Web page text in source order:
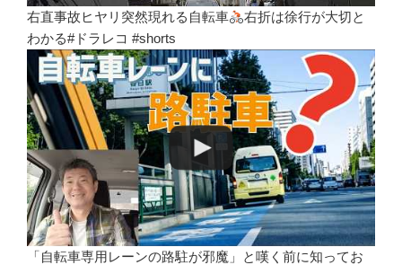
右直事故ヒヤリ突然現れる自転車
右折は徐行が大切と
わかる#ドラレコ #shorts
「自転車専用レーンの路駐が邪魔」と嘆く前に知ってお